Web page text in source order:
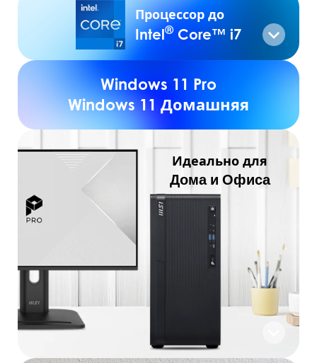
Процессор до
Intel®Core™ i7
Windows 11 Pro
Windows 11 Домашняя
Идеально для
Дома и Офиса